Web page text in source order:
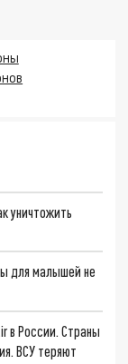
уничтожить
для малышей не
в России. Страны
ВСУ теряют